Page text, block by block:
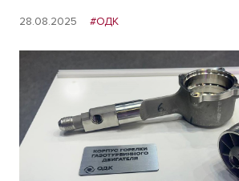
28.08.2025 #ОДК